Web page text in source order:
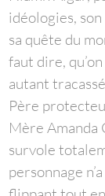
idéologies,
sa quête du
faut dire,
autant
Père
Mère Amanda
survole
personnage